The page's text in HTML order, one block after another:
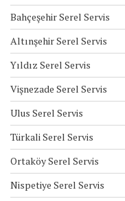
Bahçeşehir Serel Servis
Altınşehir Serel Servis
Yıldız Serel Servis
Vişnezade Serel Servis
Ulus Serel Servis
Türkali Serel Servis
Ortaköy Serel Servis
Nispetiye Serel Servis